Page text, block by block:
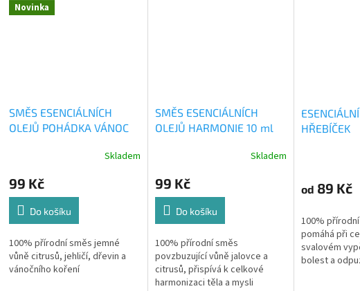
Novinka
SMĚS ESENCIÁLNÍCH
OLEJŮ POHÁDKA VÁNOC
Skladem
99 Kč
Do košíku
100% přírodní směs jemné
vůně citrusů, jehličí, dřevin a
vánočního koření
SMĚS ESENCIÁLNÍCH
OLEJŮ HARMONIE 10 ml
Skladem
99 Kč
Do košíku
100% přírodní směs
povzbuzující vůně jalovce a
citrusů, přispívá k celkové
harmonizaci těla a mysli
HŘEBÍČEK
od 89 Kč
100%
pomáhá při
svalovém
bolest a